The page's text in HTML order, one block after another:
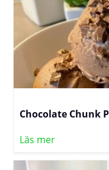
Chocolate Chunk
Läs mer